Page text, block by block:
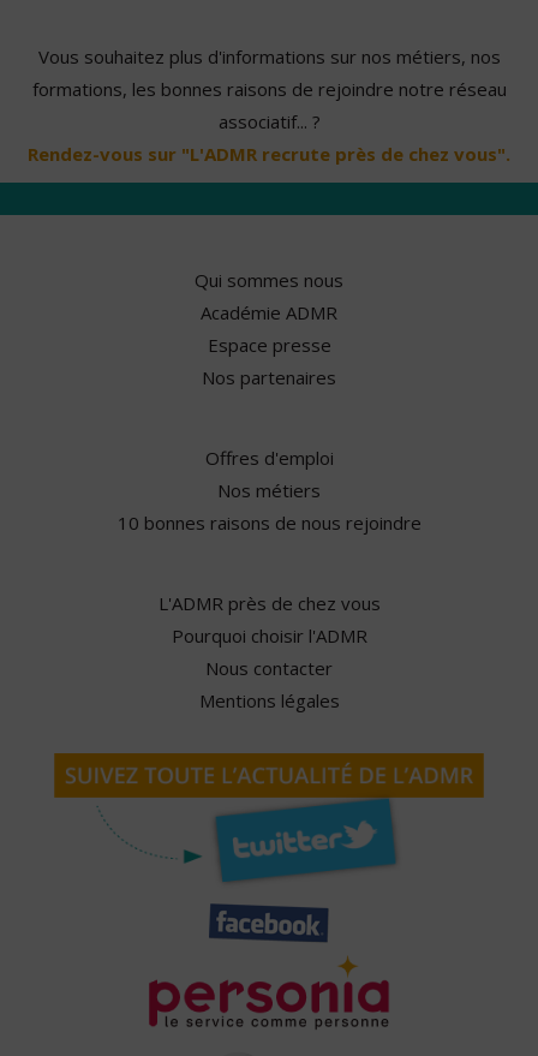
Vous souhaitez plus d'informations sur nos métiers, nos
formations, les bonnes raisons de rejoindre notre réseau
associatif... ?
Rendez-vous sur "L'ADMR recrute près de chez vous".
Qui sommes nous
Académie ADMR
Espace presse
Nos partenaires
Offres d'emploi
Nos métiers
10 bonnes raisons de nous rejoindre
L'ADMR près de chez vous
Pourquoi choisir l'ADMR
Nous contacter
Mentions légales